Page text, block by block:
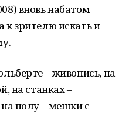
вновь набатом
к зрителю искать и
– живопись, на
на станках –
полу – мешки с